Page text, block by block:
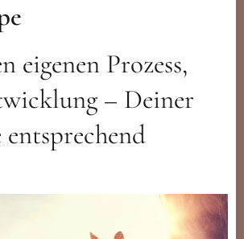
eigenen Prozess,
– Deiner
entsprechend